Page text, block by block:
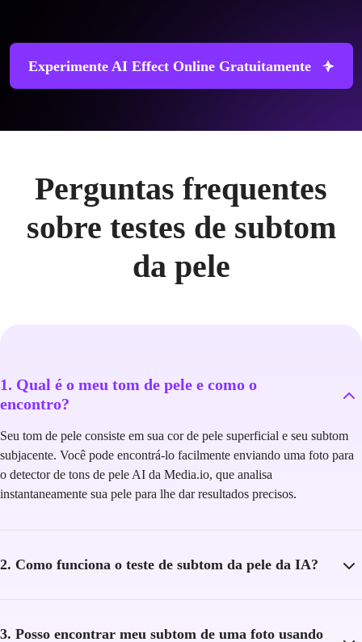
Experimente AI Effect Online Gratuitamente
Perguntas frequentes
sobre testes de subtom
da pele
1. Qual é o meu tom de pele e como o
encontro?
Seu tom de pele consiste em sua cor de pele superficial e seu subtom
subjacente. Você pode encontrá-lo facilmente enviando uma foto para
o detector de tons de pele AI da Media.io, que analisa
instantaneamente sua pele para lhe dar resultados precisos.
2. Como funciona o teste de subtom da pele da IA?
3. Posso encontrar meu subtom de uma foto usando